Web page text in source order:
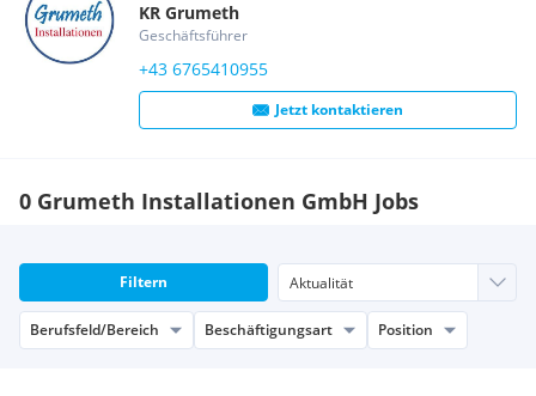
KR Grumeth
Geschäftsführer
+43 6765410955
Jetzt kontaktieren
0 Grumeth Installationen GmbH Jobs
Filtern
Berufsfeld/Bereich Beschäftigungsart Position